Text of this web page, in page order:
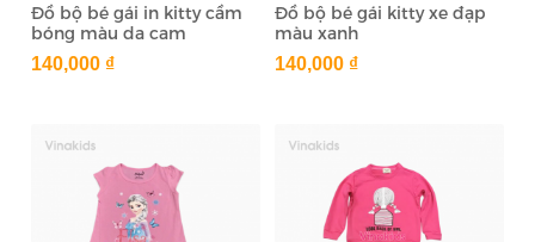
Đồ bộ bé gái in kitty cầm
bóng màu da cam
140,000 ₫
Đồ bộ bé gái kitty xe đạp
màu xanh
140,000 ₫